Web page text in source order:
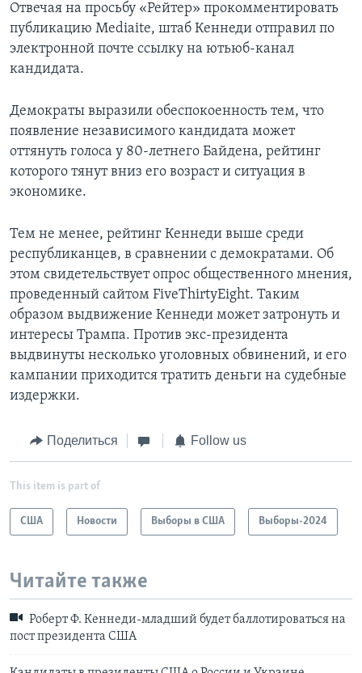
Отвечая на просьбу «Рейтер» прокомментировать
публикацию Mediaite, штаб Кеннеди отправил по
электронной почте ссылку на ютьюб-канал
кандидата.
Демократы выразили обеспокоенность тем, что
появление независимого кандидата может
оттянуть голоса у 80-летнего Байдена, рейтинг
которого тянут вниз его возраст и ситуация в
экономике.
Тем не менее, рейтинг Кеннеди выше среди
республиканцев, в сравнении с демократами. Об
этом свидетельствует опрос общественного мнения,
проведенный сайтом FiveThirtyEight. Таким
образом выдвижение Кеннеди может затронуть и
интересы Трампа. Против экс-президента
выдвинуты несколько уголовных обвинений, и его
кампании приходится тратить деньги на судебные
издержки.
Поделиться Follow us
This item is part of
США Новости Выборы в США Выборы-2024
Читайте также
Роберт Ф. Кеннеди-младший будет баллотироваться на
пост президента США